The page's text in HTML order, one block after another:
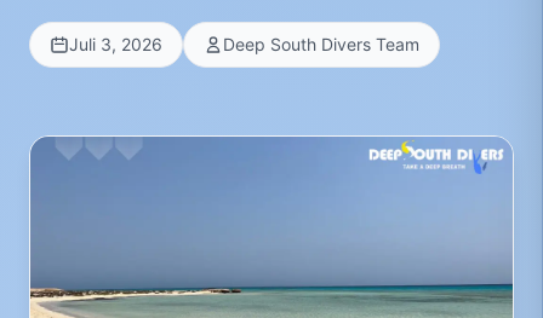
Juli 3, 2026 Deep South Divers Team